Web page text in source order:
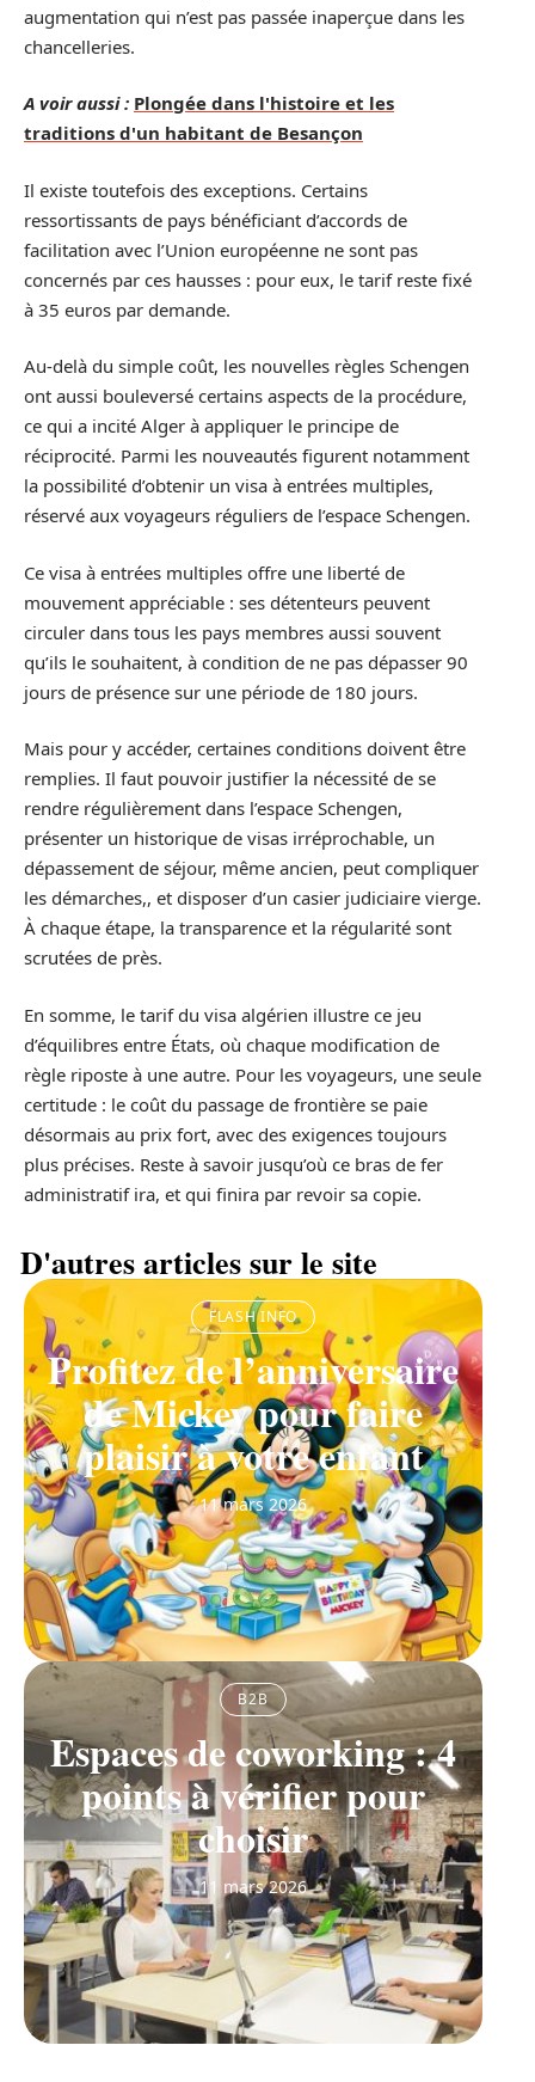
augmentation qui n’est pas passée inaperçue dans les
chancelleries.
A voir aussi : Plongée dans l'histoire et les
traditions d'un habitant de Besançon
Il existe toutefois des exceptions. Certains
ressortissants de pays bénéficiant d’accords de
facilitation avec l’Union européenne ne sont pas
concernés par ces hausses : pour eux, le tarif reste fixé
à 35 euros par demande.
Au-delà du simple coût, les nouvelles règles Schengen
ont aussi bouleversé certains aspects de la procédure,
ce qui a incité Alger à appliquer le principe de
réciprocité. Parmi les nouveautés figurent notamment
la possibilité d’obtenir un visa à entrées multiples,
réservé aux voyageurs réguliers de l’espace Schengen.
Ce visa à entrées multiples offre une liberté de
mouvement appréciable : ses détenteurs peuvent
circuler dans tous les pays membres aussi souvent
qu’ils le souhaitent, à condition de ne pas dépasser 90
jours de présence sur une période de 180 jours.
Mais pour y accéder, certaines conditions doivent être
remplies. Il faut pouvoir justifier la nécessité de se
rendre régulièrement dans l’espace Schengen,
présenter un historique de visas irréprochable, un
dépassement de séjour, même ancien, peut compliquer
les démarches,, et disposer d’un casier judiciaire vierge.
À chaque étape, la transparence et la régularité sont
scrutées de près.
En somme, le tarif du visa algérien illustre ce jeu
d’équilibres entre États, où chaque modification de
règle riposte à une autre. Pour les voyageurs, une seule
certitude : le coût du passage de frontière se paie
désormais au prix fort, avec des exigences toujours
plus précises. Reste à savoir jusqu’où ce bras de fer
administratif ira, et qui finira par revoir sa copie.
D'autres articles sur le site
FLASH INFO
Profitez de l’anniversaire
de Mickey pour faire
plaisir à votre enfant
11 mars 2026
B2B
Espaces de coworking : 4
points à vérifier pour
choisir
11 mars 2026